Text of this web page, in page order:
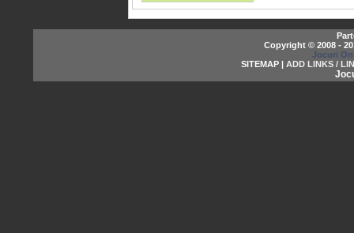
Copyright © 2008 -
Jocuri
SITEMAP | ADD LINKS /